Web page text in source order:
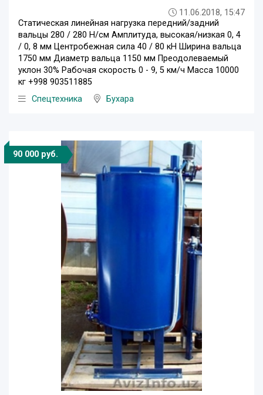
11.06.2018, 15:47
Статическая линейная нагрузка передний/задний
вальцы 280 / 280 Н/см Амплитуда, высокая/низкая 0, 4
/ 0, 8 мм Центробежная сила 40 / 80 кН Ширина вальца
1750 мм Диаметр вальца 1150 мм Преодолеваемый
уклон 30% Рабочая скорость 0 - 9, 5 км/ч Масса 10000
кг +998 903511885‬
Спецтехника
Бухара
90 000 руб.